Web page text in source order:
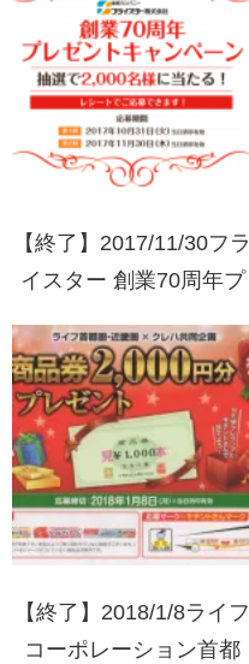
クチケット等が当たる！
【終了】2017/11/30フラ
イスター 創業70周年プ
【終了】2018/1/8ライフ
コーポレーション首都